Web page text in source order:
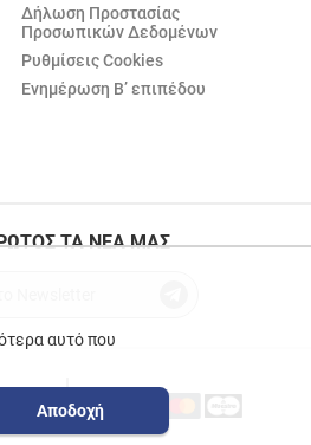
Δήλωση Προστασίας
Προσωπικών Δεδομένων
Ρυθμίσεις Cookies
Ενημέρωση Β’ επιπέδου
ΤΑ ΝΕΑ ΜΑΣ
αυτό που
Αποδοχή